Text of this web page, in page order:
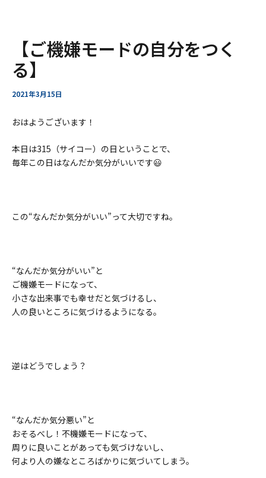
【ご機嫌モードの自分をつく
る】
2021年3月15日
おはようございます！
本日は315（サイコー）の日ということで、
毎年この日はなんだか気分がいいです😃
この“なんだか気分がいい”って大切ですね。
“なんだか気分がいい”と
ご機嫌モードになって、
小さな出来事でも幸せだと気づけるし、
人の良いところに気づけるようになる。
逆はどうでしょう？
“なんだか気分悪い”と
おそるべし！不機嫌モードになって、
周りに良いことがあっても気づけないし、
何より人の嫌なところばかりに気づいてしまう。
navigation
イ
ブ